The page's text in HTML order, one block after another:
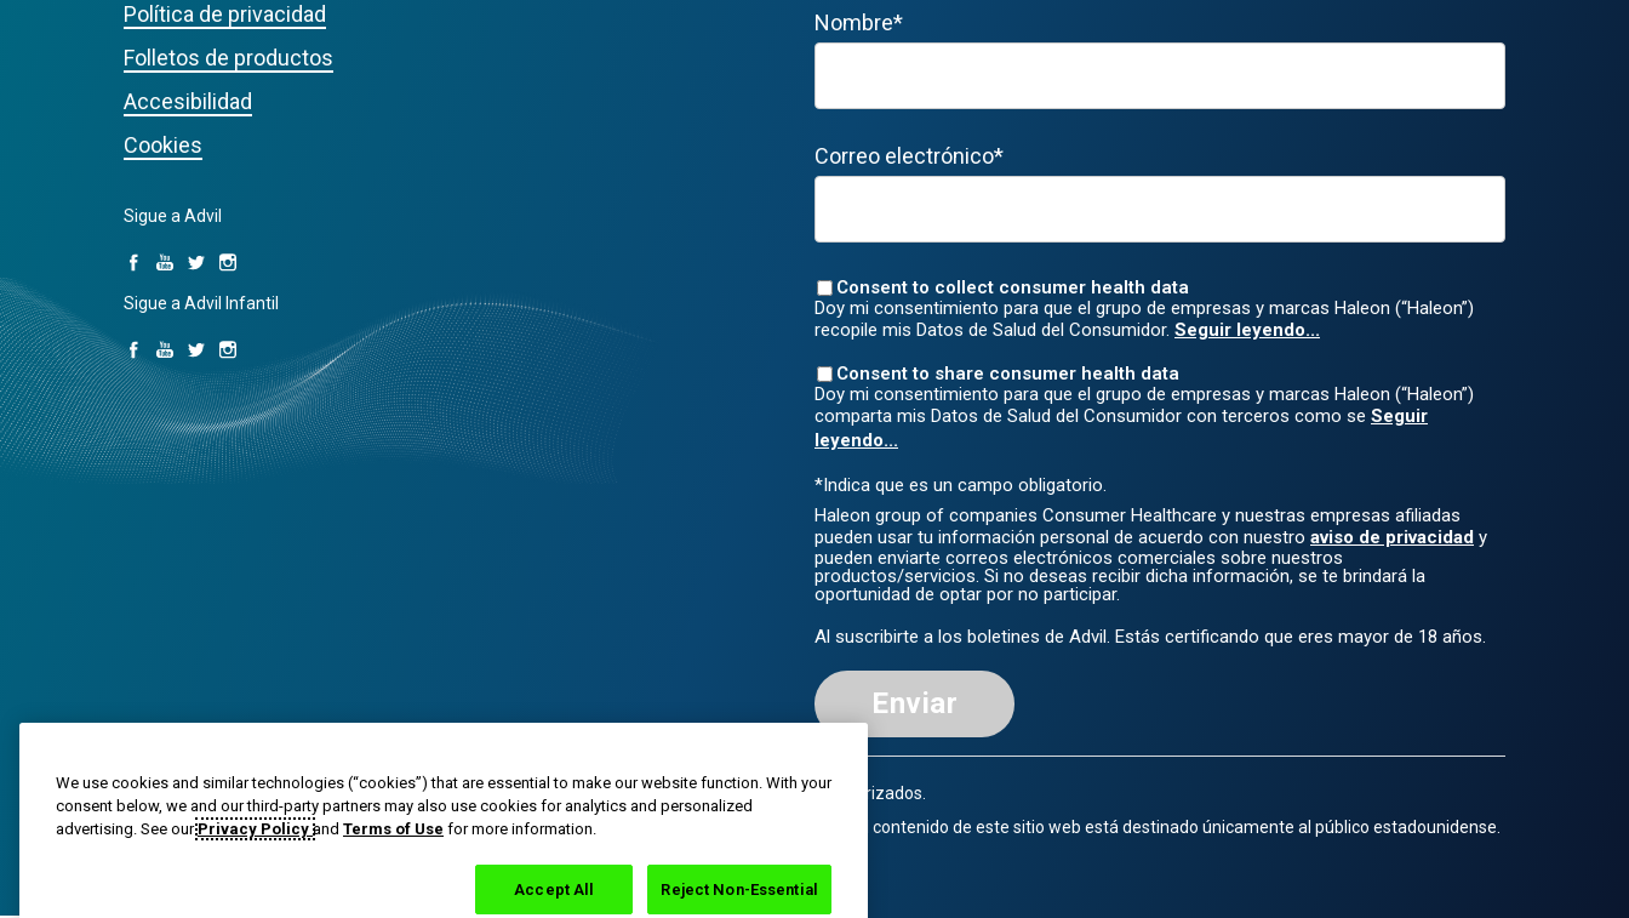
Política de privacidad
Folletos de productos
Accesibilidad
Cookies
Sigue a Advil
Sigue a Advil Infantil
Nombre*
Correo electrónico*
Consent to collect consumer health data
Doy mi consentimiento para que el grupo de empresas y marcas Haleon (“Haleon”)
recopile mis Datos de Salud del Consumidor. Seguir leyendo...
Consent to share consumer health data
Doy mi consentimiento para que el grupo de empresas y marcas Haleon (“Haleon”)
comparta mis Datos de Salud del Consumidor con terceros como se Seguir
leyendo...
*Indica que es un campo obligatorio.
Haleon group of companies Consumer Healthcare y nuestras empresas afiliadas
pueden usar tu información personal de acuerdo con nuestro aviso de privacidad y
pueden enviarte correos electrónicos comerciales sobre nuestros
productos/servicios. Si no deseas recibir dicha información, se te brindará la
oportunidad de optar por no participar.
Al suscribirte a los boletines de Advil. Estás certificando que eres mayor de 18 años.
Enviar
Las marcas registradas son propiedad del grupo de empresas Haleon o de sus distribuidores autorizados.
© 2023 Grupo de empresas Haleon o su distribuidor autorizado. Todos los derechos reservados. El contenido de este sitio web está destinado únicamente al público estadounidense.
We use cookies and similar technologies (“cookies”) that are essential to make our website function. With your
consent below, we and our third-party partners may also use cookies for analytics and personalized
advertising. See ourPrivacy Policy and Terms of Use for more information.
Reject Non-Essential
Accept All